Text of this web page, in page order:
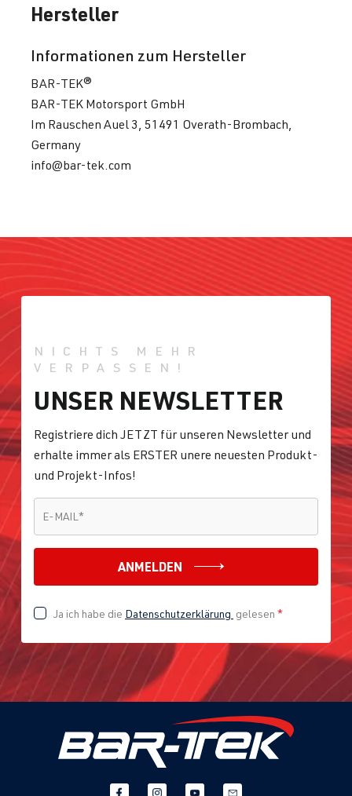
Hersteller
Informationen zum Hersteller
BAR-TEK®
BAR-TEK Motorsport GmbH
Im Rauschen Auel 3, 51491 Overath-Brombach,
Germany
info@bar-tek.com
NICHTS MEHR
VERPASSEN!
UNSER NEWSLETTER
Registriere dich JETZT für unseren Newsletter und
erhalte immer als ERSTER unere neuesten Produkt-
und Projekt-Infos!
E-MAIL *
ANMELDEN
Ja ich habe die Datenschutzerklärung gelesen *